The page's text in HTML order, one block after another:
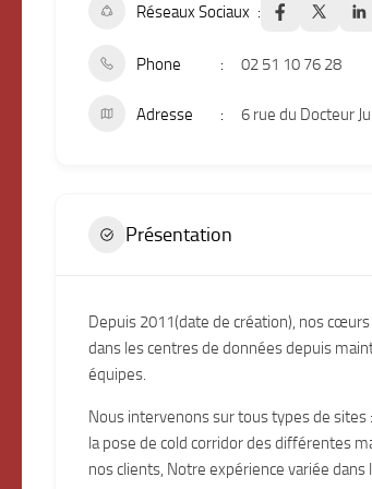
Réseaux Sociaux
Phone 02 51 10 76 28
Adresse 6 rue du Docteur
Présentation
Depuis 2011(date de création), nos
dans les centres de données depuis
équipes.
Nous intervenons sur tous types de
la pose de cold corridor des différentes
nos clients, Notre expérience variée